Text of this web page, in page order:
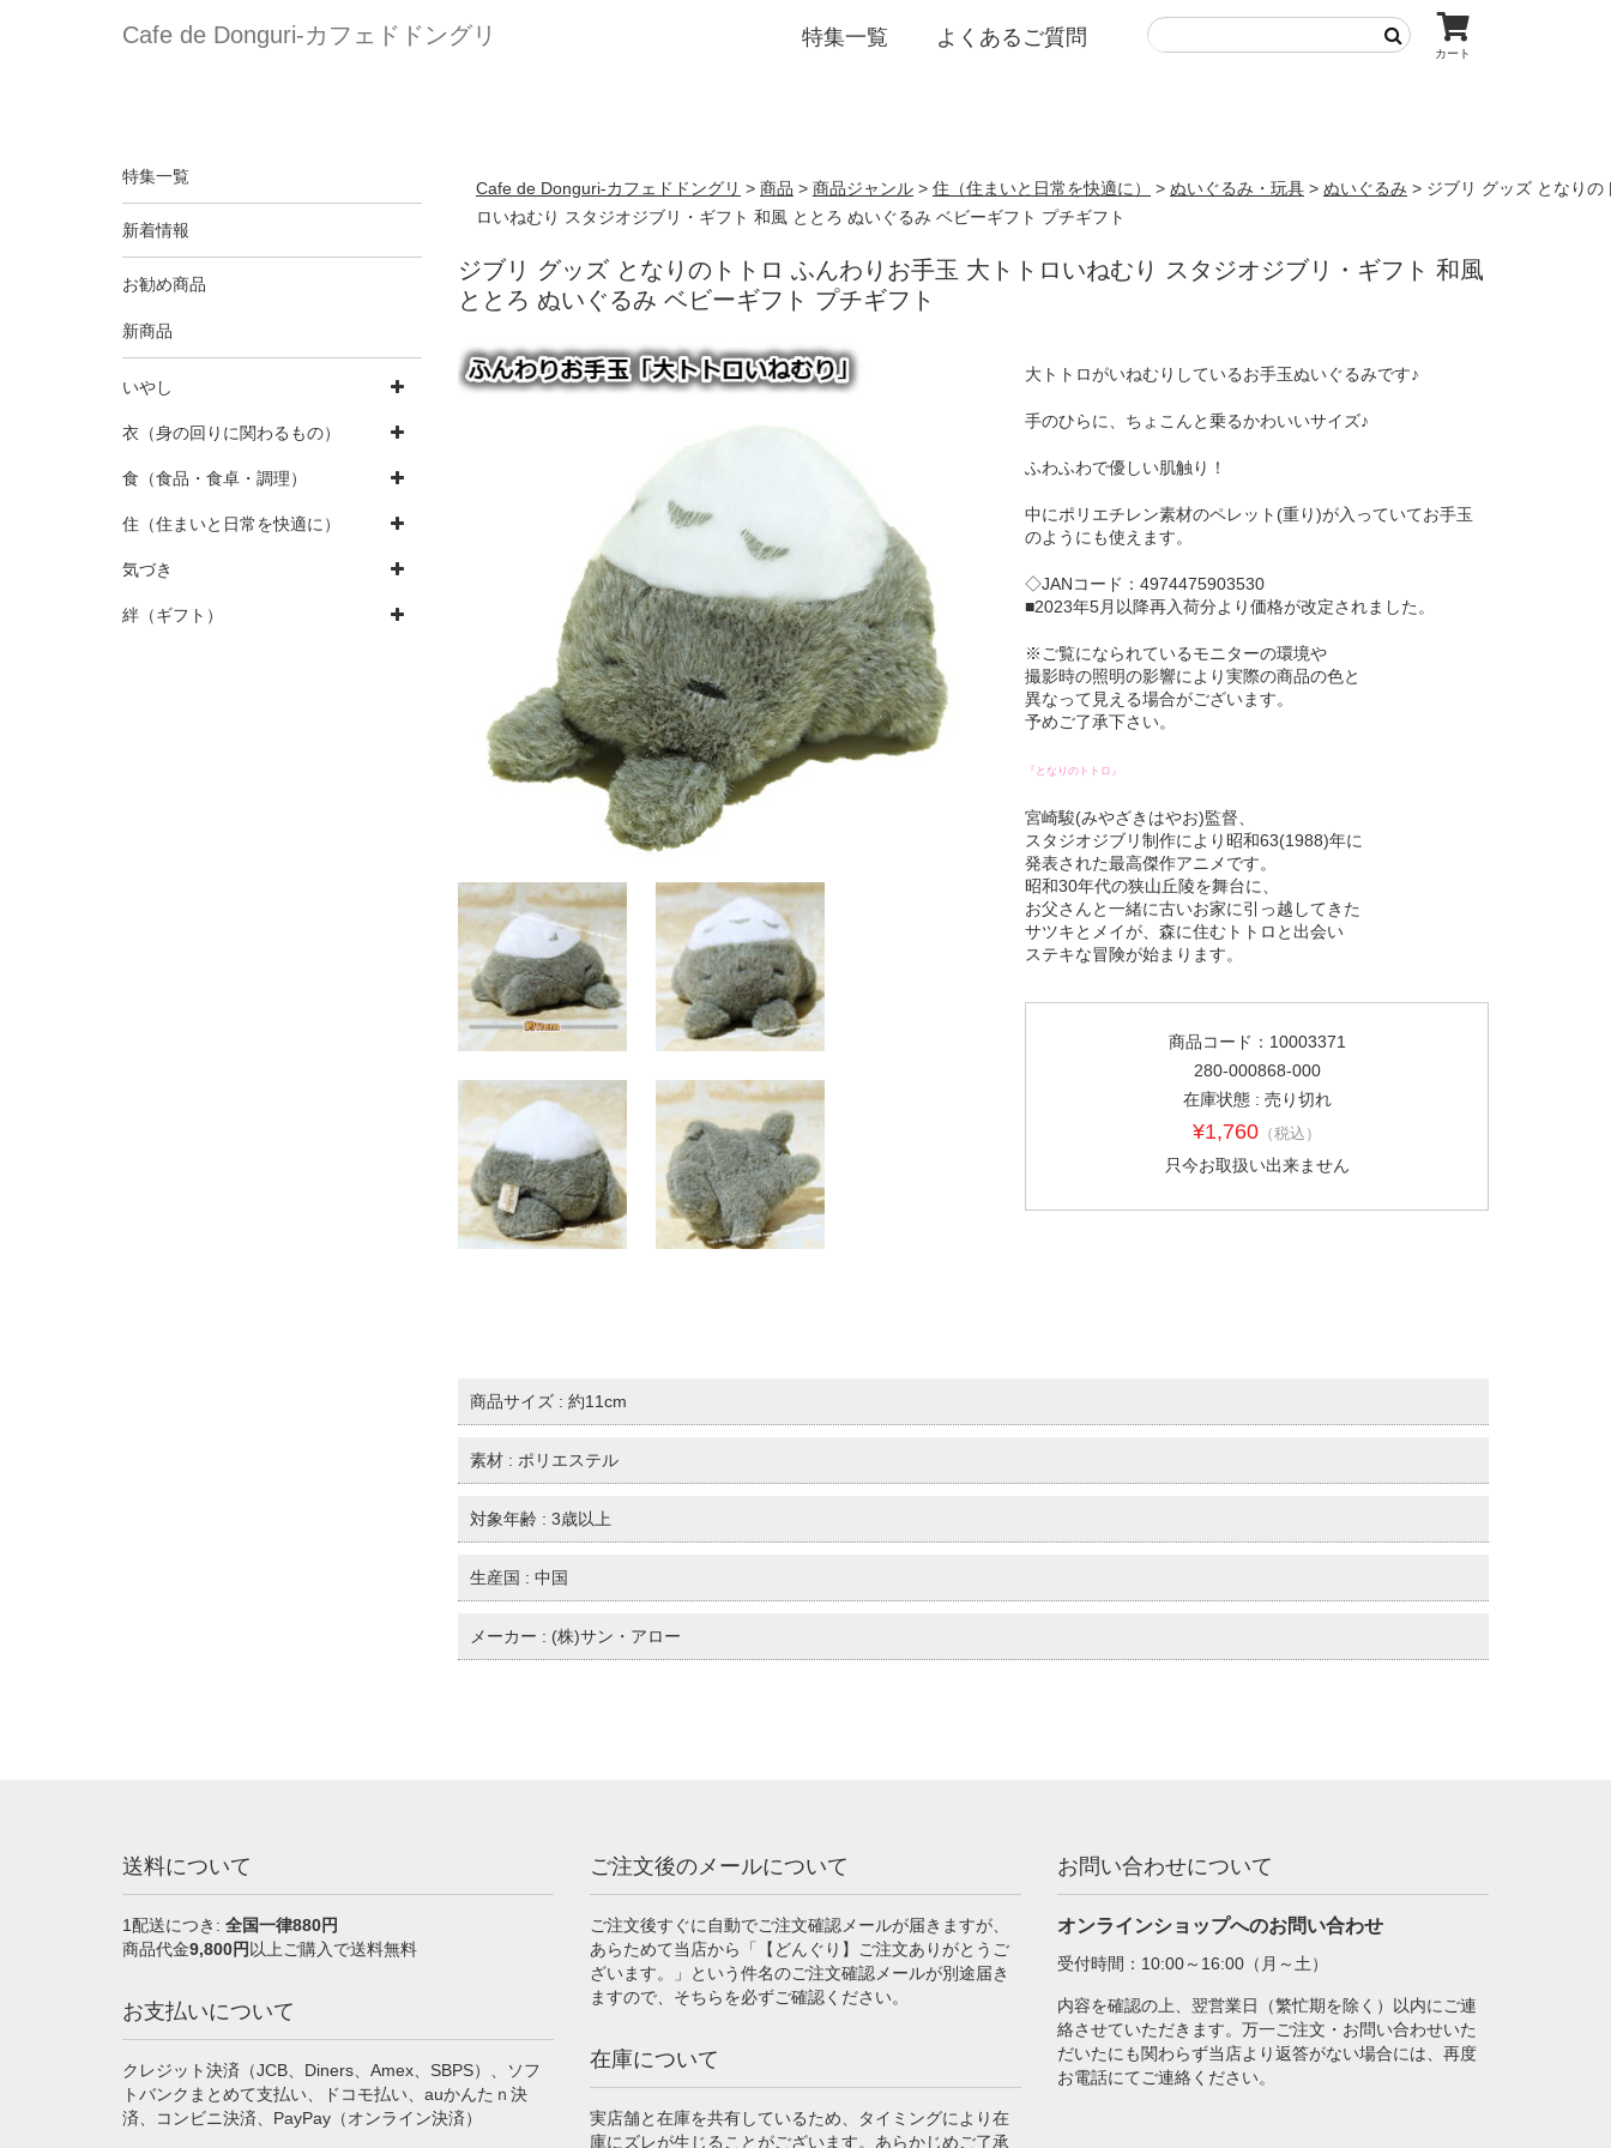
Cafe de Donguri- カフェドドングリ
カート
特集一覧 よくあるご質問
Cafe de Donguri- カフェドドングリ > 商品 > 商品ジャンル > 住（住まいと日常を快適に） > ぬいぐるみ・玩具 > ぬいぐるみ > ジブリ グッズ となり
ロいねむり スタジオジブリ・ギフト 和風 ととろ ぬいぐるみ ベビーギフト プチギフト
ジブリ グッズ となりのトトロ ふんわりお手玉 大トトロいねむり スタジオジブリ・ギフト 和風
ととろ ぬいぐるみ ベビーギフト プチギフト
大トトロがいねむりしているお手玉ぬいぐるみです♪
手のひらに、ちょこんと乗るかわいいサイズ♪
ふわふわで優しい肌触り！
中にポリエチレン素材のペレット(重り)が入っていてお手玉
のようにも使えます。
◇JANコード：4974475903530
■2023年5月以降再入荷分より価格が改定されました。
※ご覧になられているモニターの環境や
撮影時の照明の影響により実際の商品の色と
異なって見える場合がございます。
予めご了承下さい。
『となりのトトロ』
宮崎駿(みやざきはやお)監督、
スタジオジブリ制作により昭和63(1988)年に
発表された最高傑作アニメです。
昭和30年代の狭山丘陵を舞台に、
お父さんと一緒に古いお家に引っ越してきた
サツキとメイが、森に住むトトロと出会い
ステキな冒険が始まります。
商品コード：10003371
280-000868-000
在庫状態 : 売り切れ
¥1,760 （税込）
只今お取扱い出来ません
商品サイズ : 約11cm
素材 : ポリエステル
対象年齢 : 3歳以上
生産国 : 中国
メーカー : (株)サン・アロー
特集一覧
新着情報
お勧め商品
新商品
いやし
衣（身の回りに関わるもの）
食（食品・食卓・調理）
住（住まいと日常を快適に）
気づき
絆（ギフト）
送料について
1配送につき: 全国一律880円
商品代金9,800円 以上ご購入で送料無料
お支払いについて
クレジット決済（JCB、Diners、Amex、SBPS）、ソフ
トバンクまとめて支払い、ドコモ払い、auかんたｎ決
済、コンビニ決済、PayPay（オンライン決済）
ご注文後のメールについて
ご注文後すぐに自動でご注文確認メールが届きますが、
あらためて当店から「【どんぐり】ご注文ありがとうご
ざいます。」という件名のご注文確認メールが別途届き
ますので、そちらを必ずご確認ください。
在庫について
実店舗と在庫を共有しているため、タイミングにより在
庫にズレが生じることがございます。あらかじめご了承
お問い合わせについて
オンラインショップへのお問い合わせ
受付時間：10:00～16:00（月～土）
内容を確認の上、翌営業日（繁忙期を除く）以内にご連
絡させていただきます。万一ご注文・お問い合わせいた
だいたにも関わらず当店より返答がない場合には、再度
お電話にてご連絡ください。